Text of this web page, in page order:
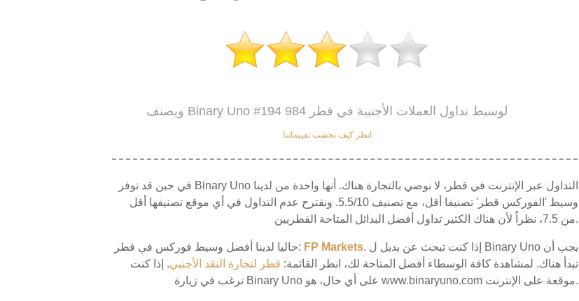
ويصنف Binary Uno #194 984 لوسيط تداول العملات الأجنبية في قطر
انظر كيف نحسب تقييماتنا
في حين قد توفر Binary Uno التداول عبر الإنترنت في قطر، لا نوصي بالتجارة هناك. أنها واحدة من لدينا
وسيط 'الفوركس قطر' تصنيفا أقل، مع تصنيف 5.5/10. ونقترح عدم التداول في أي موقع تصنيفها أقل
من 7.5، نظراً لأن هناك الكثير تداول أفضل البدائل المتاحة القطريين.
حاليا لدينا أفضل وسيط فوركس في قطر: FP Markets. إذا كنت تبحث عن بديل ل Binary Uno يجب أن
تبدأ هناك. لمشاهدة كافة الوسطاء أفضل المتاحة لك، انظر القائمة: قطر لتجارة النقد الأجنبي. إذا كنت
ترغب في زيارة Binary Uno على أي حال، هو www.binaryuno.com موقعة على الإنترنت.